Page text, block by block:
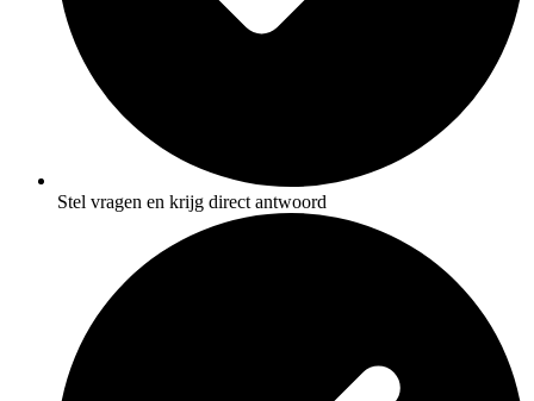
Stel vragen en krijg direct antwoord